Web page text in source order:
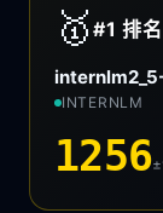
🥇 #1排名
INTERNLM
1256